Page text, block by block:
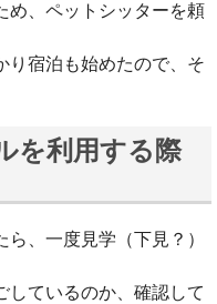
め、ペットシッターを頼
り宿泊も始めたので、そ
を利用する際
、一度見学（下見？）
しているのか、確認して